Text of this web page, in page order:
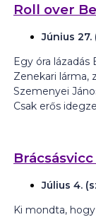
Roll over
Június 27.
Egy óra lázadás
Zenekari lárma,
Szemenyei
Csak erős
Brácsásvicc
Július 4.
Ki mondta,